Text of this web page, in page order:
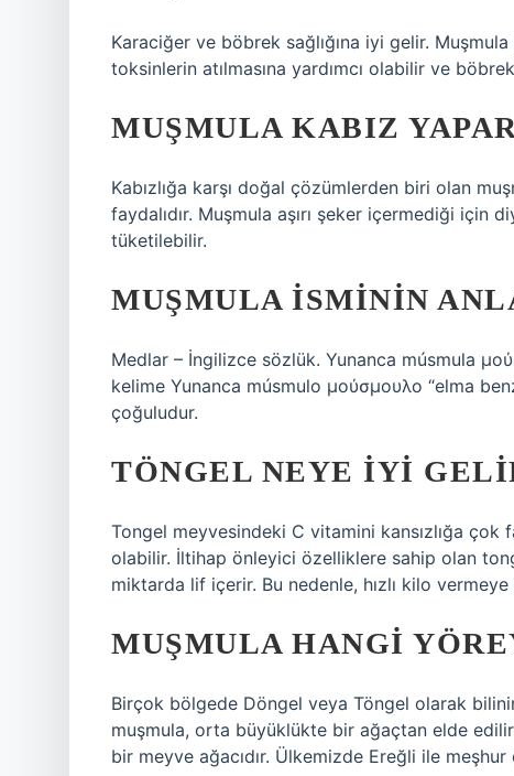
Karaciğer ve böbrek sağlığına iyi gelir.
toksinlerin atılmasına yardımcı olabilir ve
MUŞMULA KABIZ
Kabızlığa karşı doğal çözümlerden biri olan
faydalıdır. Muşmula aşırı şeker içermediği için
tüketilebilir.
MUŞMULA ISMININ
Medlar – İngilizce sözlük. Yunanca músmula
kelime Yunanca músmulo μούσμουλο “elma
çoğuludur.
TÖNGEL NEYE IYI
Tongel meyvesindeki C vitamini kansızlığa çok
olabilir. İltihap önleyici özelliklere sahip olan
miktarda lif içerir. Bu nedenle, hızlı kilo vermeye
MUŞMULA HANGI
Birçok bölgede Döngel veya Töngel olarak
muşmula, orta büyüklükte bir ağaçtan elde
bir meyve ağacıdır. Ülkemizde Ereğli ile